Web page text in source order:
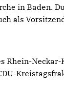
in Baden.
als
Rhein-